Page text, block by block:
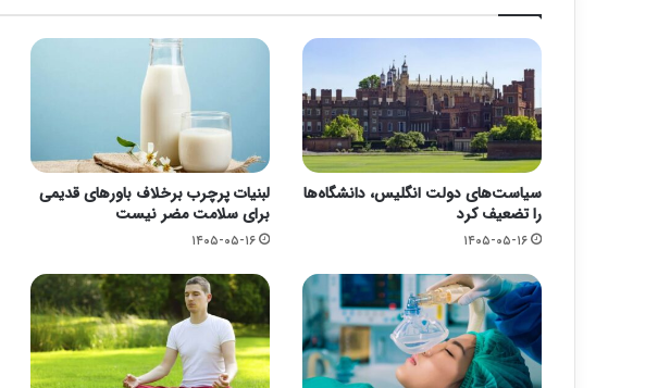
سیاست‌های دولت انگلیس، دانشگاه‌ها
را تضعیف کرد
۱۴۰۵-۰۵-۱۶
لبنیات پرچرب برخلاف باورهای قدیمی
برای سلامت مضر نیست
۱۴۰۵-۰۵-۱۶